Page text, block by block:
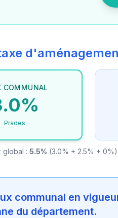
COMMUNAL
Prades
global : 5.5% (3.0% + 2.5% +
communal en
du département.